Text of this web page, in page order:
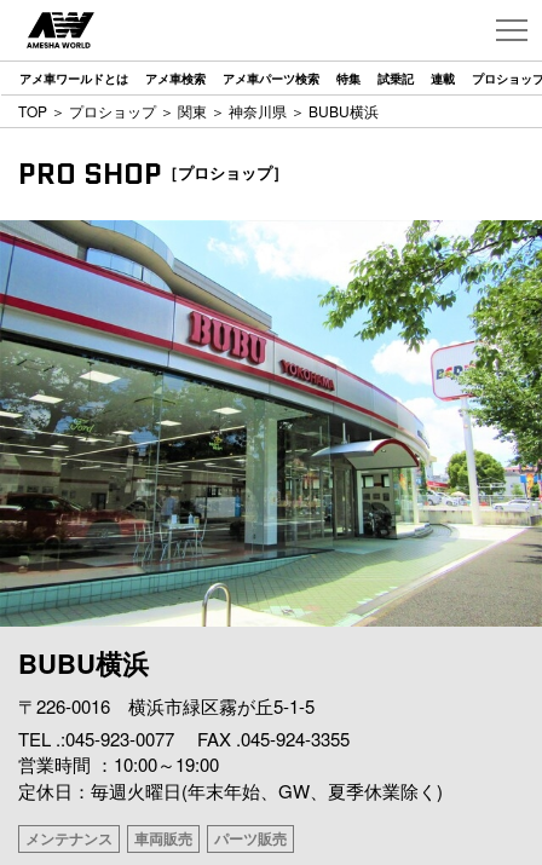
アメ車ワールドとは アメ車検索 アメ車パーツ検索 特集 試乗記 連載 プロショッ
TOP ＞ プロショップ＞ 関東 ＞ 神奈川県 ＞ BUBU横浜
PRO SHOP ［プロショップ］
BUBU横浜
〒226-0016 横浜市緑区霧が丘5-1-5
TEL .:045-923-0077 FAX .045-924-3355
営業時間 ：10:00～19:00
定休日：毎週火曜日(年末年始、GW、夏季休業除く)
メンテナンス 車両販売 パーツ販売